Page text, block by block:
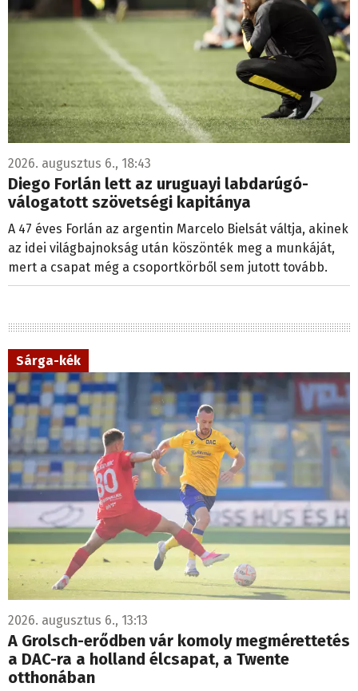
2026. augusztus 6., 18:43
Diego Forlán lett az uruguayi labdarúgó-
válogatott szövetségi kapitánya
A 47 éves Forlán az argentin Marcelo Bielsát váltja, akinek
az idei világbajnokság után köszönték meg a munkáját,
mert a csapat még a csoportkörből sem jutott tovább.
Sárga-kék
2026. augusztus 6., 13:13
A Grolsch-erődben vár komoly megmérettetés
a DAC-ra a holland élcsapat, a Twente
otthonában